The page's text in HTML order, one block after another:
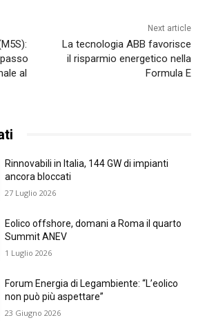
al
Next article
La tecnologia ABB favorisce
il risparmio energetico nella
Formula E
Rinnovabili in Italia, 144 GW di impianti
ancora bloccati
27 Luglio 2026
Eolico offshore, domani a Roma il quarto
Summit ANEV
1 Luglio 2026
Forum Energia di Legambiente: “L’eolico
non può più aspettare”
23 Giugno 2026